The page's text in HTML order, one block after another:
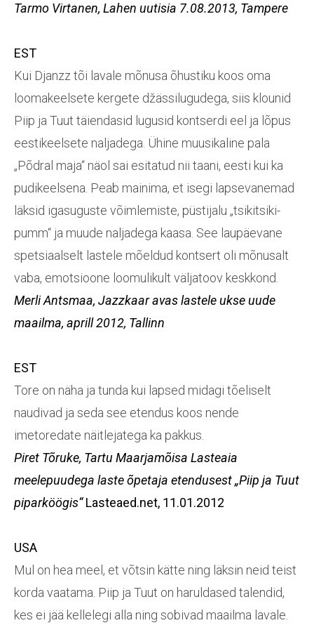
Tarmo Virtanen, Lahen uutisia 7.08.2013, Tampere
EST
Kui Djanzz tõi lavale mõnusa õhustiku koos oma
loomakeelsete kergete džässilugudega, siis klounid
Piip ja Tuut täiendasid lugusid kontserdi eel ja lõpus
eestikeelsete naljadega. Ühine muusikaline pala
„Põdral maja“ näol sai esitatud nii taani, eesti kui ka
pudikeelsena. Peab mainima, et isegi lapsevanemad
läksid igasuguste võimlemiste, püstijalu „tsikitsiki-
pumm“ ja muude naljadega kaasa. See laupäevane
spetsiaalselt lastele mõeldud kontsert oli mõnusalt
vaba, emotsioone loomulikult väljatoov keskkond.
Merli Antsmaa, Jazzkaar avas lastele ukse uude
maailma, aprill 2012, Tallinn
EST
Tore on näha ja tunda kui lapsed midagi tõeliselt
naudivad ja seda see etendus koos nende
imetoredate näitlejatega ka pakkus.
Piret Tõruke, Tartu Maarjamõisa Lasteaia
meelepuudega laste õpetaja etendusest„Piip ja Tuut
piparköögis“Lasteaed.net, 11.01.2012
USA
Mul on hea meel, et võtsin kätte ning läksin neid teist
korda vaatama. Piip ja Tuut on haruldased talendid,
kes ei jää kellelegi alla ning sobivad maailma lavale.